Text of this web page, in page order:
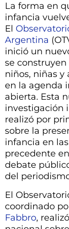
La forma en
infancia
El
Argentina
inició un
se
niños, niñas y
en la agenda
abierta. Esta
investigación
realizó por
sobre la
infancia en
precedente
debate
del
El
coordinado
Fabbro,